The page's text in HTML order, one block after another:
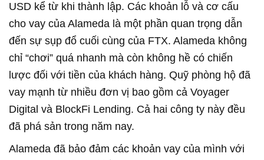
USD kể từ khi thành lập. Các khoản lỗ và cơ cấu
cho vay của Alameda là một phần quan trọng dẫn
đến sự sụp đổ cuối cùng của FTX. Alameda không
chỉ “chơi” quá nhanh mà còn không hề có chiến
lược đối với tiền của khách hàng. Quỹ phòng hộ đã
vay mạnh từ nhiều đơn vị bao gồm cả Voyager
Digital và BlockFi Lending. Cả hai công ty này đều
đã phá sản trong năm nay.
Alameda đã bảo đảm các khoản vay của mình với